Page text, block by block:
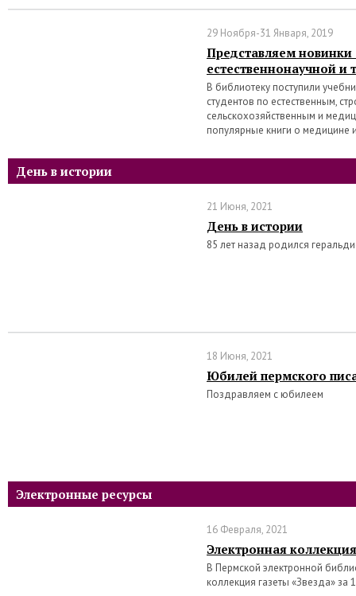
29 Ноября-31 Января, 2019
Представляем новинки
естественнонаучной и
В библиотеку поступили
студентов по естественным,
сельскохозяйственным и
популярные книги о медицине
День в истории
21 Июня, 2021
День в истории
85 лет назад родился
18 Июня, 2021
Юбилей пермского
Поздравляем с юбилеем
Электронные ресурсы
16 Февраля, 2021
Электронная
В Пермской электронной
коллекция газеты «Звезда» за